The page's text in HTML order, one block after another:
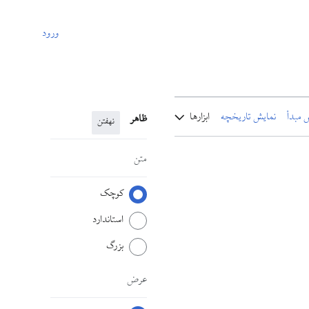
ورود
مبدأ نمایش تاریخچه ابزارها ظاهر نهفتن
متن
کوچک
استاندارد
بزرگ
عرض